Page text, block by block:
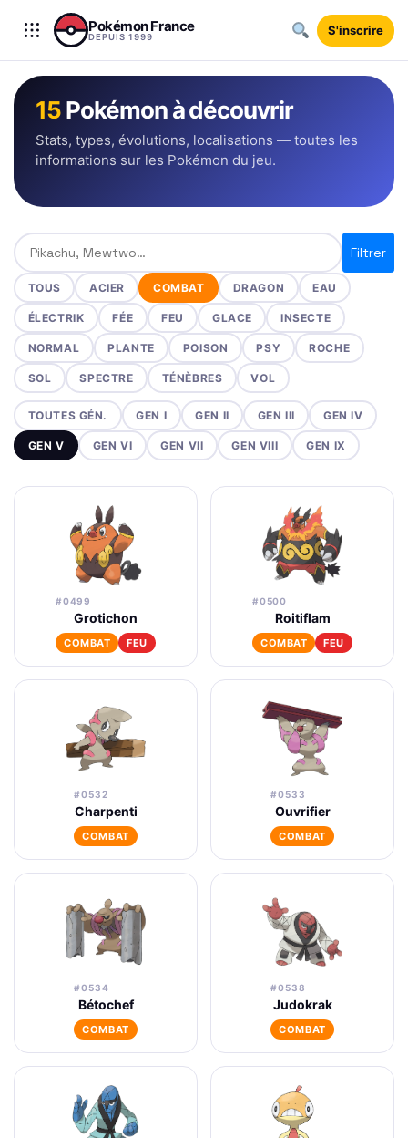
Aller au contenu
Pokémon France
DEPUIS 1999 S'inscrire
15Pokémon à découvrir
Stats, types, évolutions, localisations — toutes les
informations sur les Pokémon du jeu.
Rechercher un Pokémon
Filtrer
TOUS ACIER COMBAT DRAGON EAU
ÉLECTRIK FÉE FEU GLACE INSECTE
NORMAL PLANTE POISON PSY ROCHE
SOL SPECTRE TÉNÈBRES VOL
TOUTES GÉN. GEN I GEN II GEN III GEN IV
GEN V GEN VI GEN VII GEN VIII GEN IX
#0499
Grotichon
COMBAT FEU
#0500
Roitiflam
COMBAT FEU
#0532
Charpenti
COMBAT
#0533
Ouvrifier
COMBAT
#0534
Bétochef
COMBAT
#0538
Judokrak
COMBAT